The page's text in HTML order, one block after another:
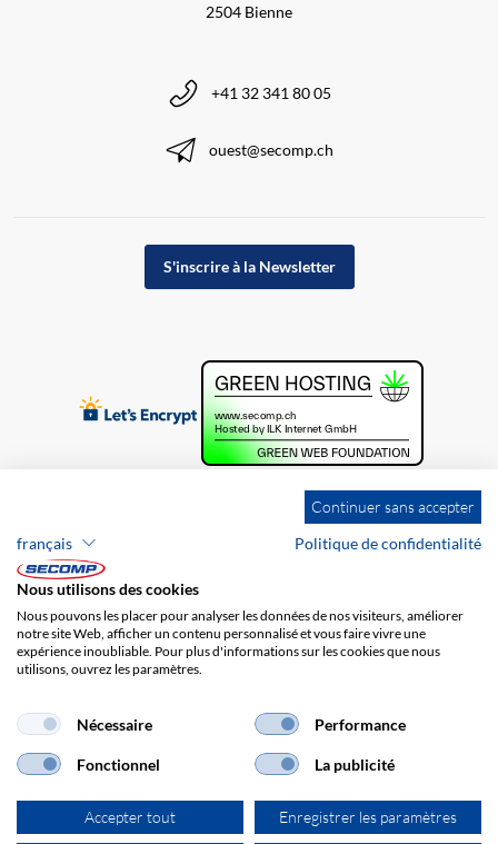
2504 Bienne
+41 32 341 80 05
ouest@secomp.ch
S'inscrire à la Newsletter
Brands
Protection des données
Frais de port
Continuer sans accepter
français
Politique de confidentialité
Nous utilisons des cookies
Nous pouvons les placer pour analyser les données de nos visiteurs, améliorer
notre site Web, afficher un contenu personnalisé et vous faire vivre une
expérience inoubliable. Pour plus d'informations sur les cookies que nous
utilisons, ouvrez les paramètres.
Nécessaire Performance
Fonctionnel La publicité
Accepter tout Enregistrer les paramètres